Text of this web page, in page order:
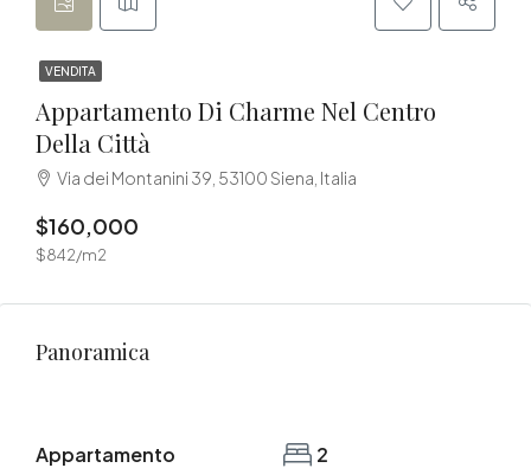
VENDITA
Appartamento Di Charme Nel Centro
Della Città
Via dei Montanini 39, 53100 Siena, Italia
$160,000
$842/m2
Panoramica
Appartamento 2